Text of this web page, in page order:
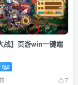
战】页游win一键端
2
7